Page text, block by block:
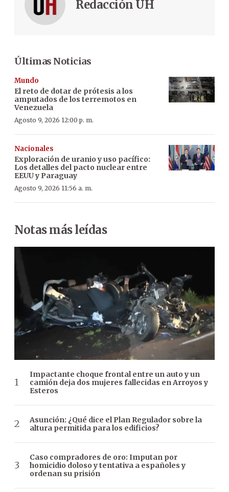
Redacción ÚH
Últimas Noticias
Mundo
El reto de dotar de prótesis a los
amputados de los terremotos en
Venezuela
Agosto 9, 2026 12:00 p. m.
Nacionales
Exploración de uranio y uso pacífico:
Los detalles del pacto nuclear entre
EEUU y Paraguay
Agosto 9, 2026 11:56 a. m.
Notas más leídas
Impactante choque frontal entre un auto y un
camión deja dos mujeres fallecidas en Arroyos y
Esteros
Asunción: ¿Qué dice el Plan Regulador sobre la
altura permitida para los edificios?
Caso compradores de oro: Imputan por
homicidio doloso y tentativa a españoles y
ordenan su prisión